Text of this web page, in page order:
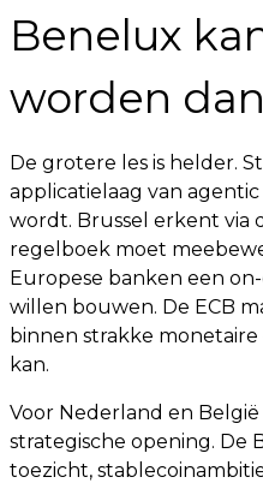
Benelux
worden
De grotere les is helder.
applicatielaag van
wordt. Brussel erkent via
regelboek moet
Europese banken een
willen bouwen. De ECB
binnen strakke
kan.
Voor Nederland en
strategische opening. De
toezicht,